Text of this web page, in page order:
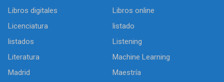
Libros digitales
Libros online
Licenciatura
listado
listados
Listening
Literatura
Machine Learning
Madrid
Maestría